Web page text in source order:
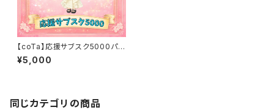
【coTa】応援サブスク5000パッ
ク
¥5,000
同じカテゴリの商品